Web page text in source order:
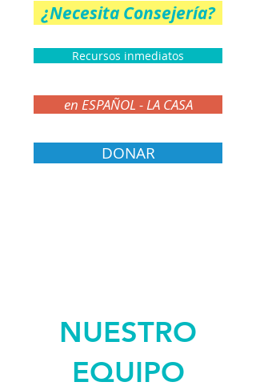
¿Necesita Consejería?
Recursos inmediatos
en ESPAÑOL - LA CASA
DONAR
NUESTRO
EQUIPO